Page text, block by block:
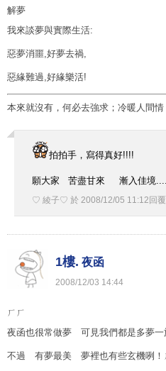
解夢
我來談夢與實際生活:
惡夢消噩,好夢去禍,
惡緣難過,好緣樂活!
本來就沒有，何必去強求；冷暖人間情
拍拍手，寫得真好!!!!
願大家 苦盡甘來 漸入佳境....
♡ 綾子♡ 於 2008/12/05 11:12 回覆
1樓. 夜函
2008/12/03 14:44
ㄏㄏ
夜函也很常做夢 可見我們都是多夢一
不過 有夢最美 夢裡也有些玄機咧！